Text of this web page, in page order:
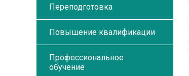
Переподготовка
Повышение квалификации
Профессиональное
обучение